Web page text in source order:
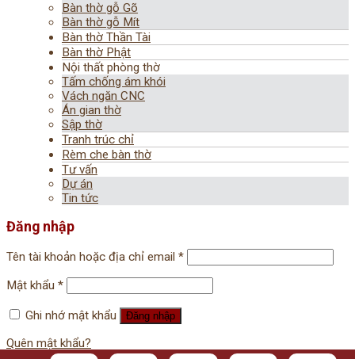
Bàn thờ gỗ Gõ
Bàn thờ gỗ Mít
Bàn thờ Thần Tài
Bàn thờ Phật
Nội thất phòng thờ
Tấm chống ám khói
Vách ngăn CNC
Án gian thờ
Sập thờ
Tranh trúc chỉ
Rèm che bàn thờ
Tư vấn
Dự án
Tin tức
Đăng nhập
Tên tài khoản hoặc địa chỉ email *
Mật khẩu *
Ghi nhớ mật khẩu Đăng nhập
Quên mật khẩu?